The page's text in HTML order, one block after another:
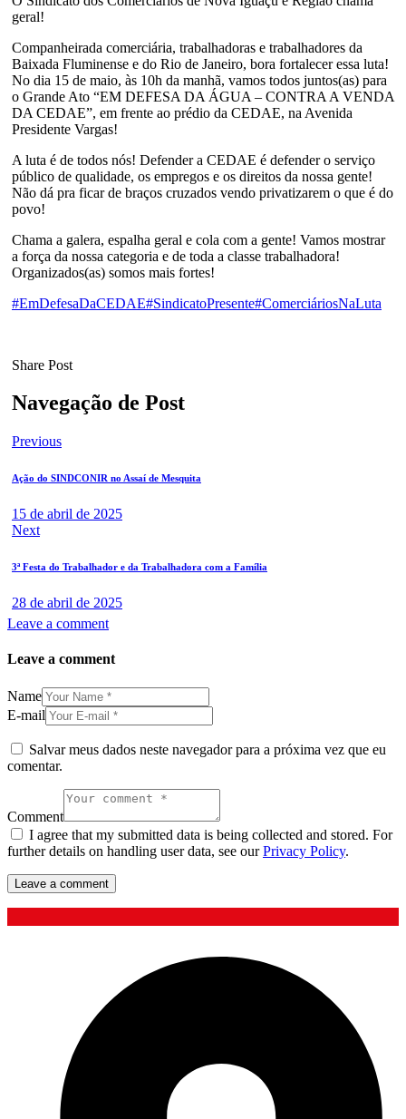
geral!
Companheirada comerciária, trabalhadoras e trabalhadores da
Baixada Fluminense e do Rio de Janeiro, bora fortalecer essa luta!
No dia 15 de maio, às 10h da manhã, vamos todos juntos(as) para
o Grande Ato “EM DEFESA DA ÁGUA – CONTRA A VENDA
DA CEDAE”, em frente ao prédio da CEDAE, na Avenida
Presidente Vargas!
A luta é de todos nós! Defender a CEDAE é defender o serviço
público de qualidade, os empregos e os direitos da nossa gente!
Não dá pra ficar de braços cruzados vendo privatizarem o que é do
povo!
Chama a galera, espalha geral e cola com a gente! Vamos mostrar
a força da nossa categoria e de toda a classe trabalhadora!
Organizados(as) somos mais fortes!
#EmDefesaDaCEDAE#SindicatoPresente#ComerciáriosNaLuta
Share Post
Navegação de Post
Previous
Ação do SINDCONIR no Assaí de Mesquita
15 de abril de 2025
Next
3ª Festa do Trabalhador e da Trabalhadora com a Família
28 de abril de 2025
Leave a comment
Leave a comment
Name
E-mail
Salvar meus dados neste navegador para a próxima vez que eu
comentar.
Comment
I agree that my submitted data is being collected and stored. For
further details on handling user data, see ourPrivacy Policy.